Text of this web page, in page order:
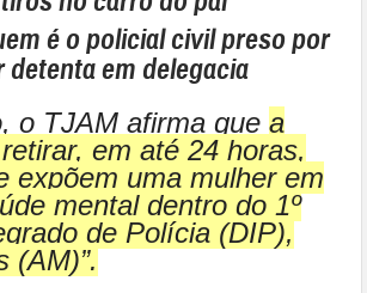
é o policial civil preso por
detenta em delegacia
o TJAM afirma quea
em até 24 horas,
expõem uma mulher em
mental dentro do 1º
de Polícia (DIP),
(AM)”.